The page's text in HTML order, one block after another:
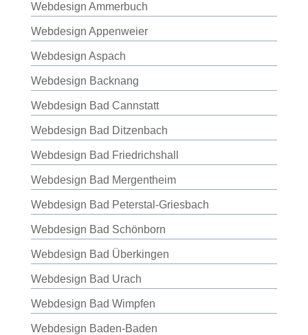
Webdesign Ammerbuch
Webdesign Appenweier
Webdesign Aspach
Webdesign Backnang
Webdesign Bad Cannstatt
Webdesign Bad Ditzenbach
Webdesign Bad Friedrichshall
Webdesign Bad Mergentheim
Webdesign Bad Peterstal-Griesbach
Webdesign Bad Schönborn
Webdesign Bad Überkingen
Webdesign Bad Urach
Webdesign Bad Wimpfen
Webdesign Baden-Baden